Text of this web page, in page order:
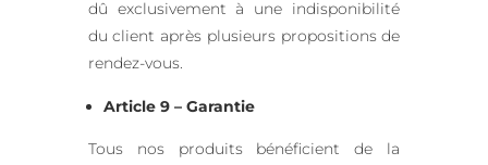
dû exclusivement à une indisponibilité
du client après plusieurs propositions de
rendez-vous.
Article 9 – Garantie
Tous nos produits bénéficient de la